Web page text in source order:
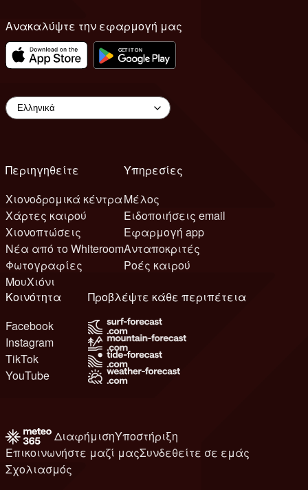
Ανακαλύψτε την εφαρμογή μας
Περιηγηθείτε
Χιονοδρομικά κέντρα
Χάρτες καιρού
Χιονοπτώσεις
Νέα από το Whiteroom
Φωτογραφίες
ΜουΧιόνι
Υπηρεσίες
Μέλος
Ειδοποιήσεις email
Εφαρμογή app
Ανταποκριτές
Ροές καιρού
Κοινότητα
Facebook
Instagram
TikTok
YouTube
Προβλέψτε κάθε περιπέτεια
ΔιαφήμισηΥποστήριξη
Επικοινωνήστε μαζί μαςΣυνδεθείτε σε εμάς
Σχολιασμός